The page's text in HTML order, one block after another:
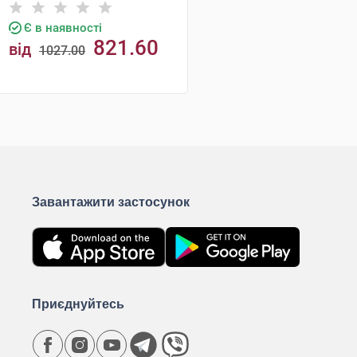
флакон
Є в наявності
від 1027.00 821.60
Завантажити застосунок
Приєднуйтесь